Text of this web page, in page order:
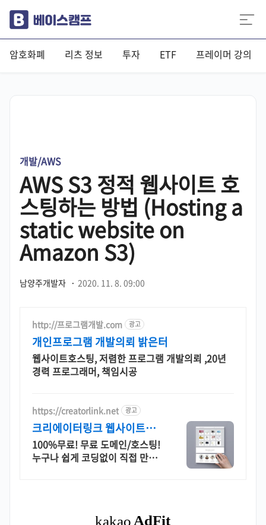
암호화폐 리츠 정보 투자 ETF 프레이머 강의
개발/AWS
AWS S3 정적 웹사이트 호
스팅하는 방법 (Hosting a
static website on
Amazon S3)
남양주개발자 · 2020. 11. 8. 09:00
http://프로그램개발.com 광고
개인프로그램 개발의뢰 밝은터
웹사이트호스팅, 저렴한 프로그램 개발의뢰 ,20년
경력 프로그래머, 책임시공
https://creatorlink.net 광고
크리에이터링크 웹사이트호
스팅 누구나 만드는 홈페이지
100%무료! 무료 도메인/호스팅!
누구나 쉽게 코딩없이 직접 만드